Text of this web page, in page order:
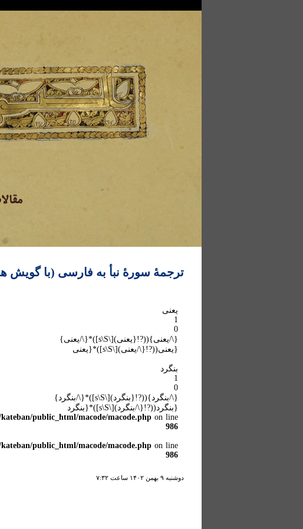
ترجمۀ سورۀ نبأ به فارسی (با گویش
یعنی
1
0
{\/یعنی}((?!{یعنی)[\s\S])*{\/یعنی}
{یعنی((?!{\/یعنی)[\s\S])*{یعنی
بنگرد
1
0
{\/بنگرد}((?!{بنگرد)[\s\S])*{\/بنگرد}
{بنگرد((?!{\/بنگرد)[\s\S])*{بنگرد
kateban/public_html/macode/macode.php on line
986
public_html/macode/macode.phpon line
986
دوشنبه ۹ بهمن ۱۴۰۲ ساعت ۷:۳۲